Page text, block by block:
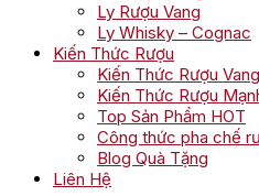
Ly Rượu Vang
Ly Whisky – Cognac
Kiến Thức Rượu
Kiến Thức Rượu Vang
Kiến Thức Rượu
Top Sản Phẩm HOT
Công thức pha chế
Blog Quà Tặng
Liên Hệ